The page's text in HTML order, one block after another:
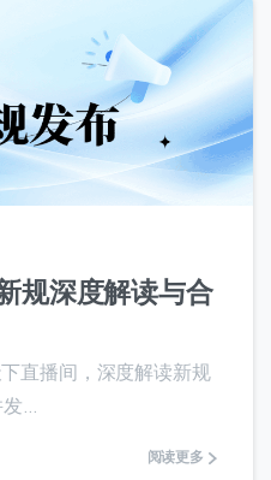
0
规深度解读与合
直播间，深度解读新规
...
阅读更多